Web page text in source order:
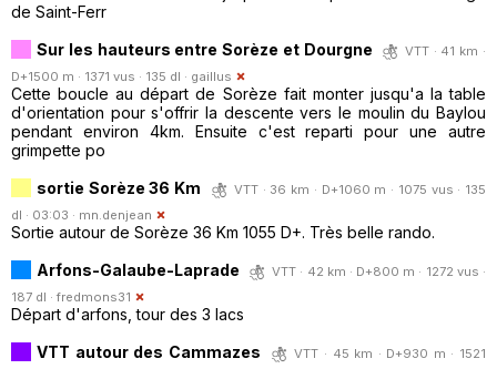
de Saint-Ferr
Sur les hauteurs entre Sorèze et Dourgne
VTT · 41 km ·
D+1500 m · 1371 vus · 135 dl · gaillus
Cette boucle au départ de Sorèze fait monter jusqu'a la table
d'orientation pour s'offrir la descente vers le moulin du Baylou
pendant environ 4km. Ensuite c'est reparti pour une autre
grimpette po
sortie Sorèze 36 Km
VTT · 36 km · D+1060 m · 1075 vus · 135
dl · 03:03 · mn.denjean
Sortie autour de Sorèze 36 Km 1055 D+. Très belle rando.
Arfons-Galaube-Laprade
VTT · 42 km · D+800 m · 1272 vus ·
187 dl · fredmons31
Départ d'arfons, tour des 3 lacs
VTT autour des Cammazes
VTT · 45 km · D+930 m · 1521